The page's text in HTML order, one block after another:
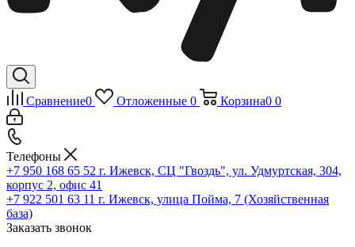
Сравнение0 Отложенные 0 Корзина0 0
Телефоны
+7 950 168 65 52 г. Ижевск, СЦ "Гвоздь", ул. Удмуртская, 304,
корпус 2, офис 41
+7 922 501 63 11 г. Ижевск, улица Пойма, 7 (Хозяйственная
база)
Заказать звонок